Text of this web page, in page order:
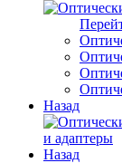
Назад
и адаптеры
Назад